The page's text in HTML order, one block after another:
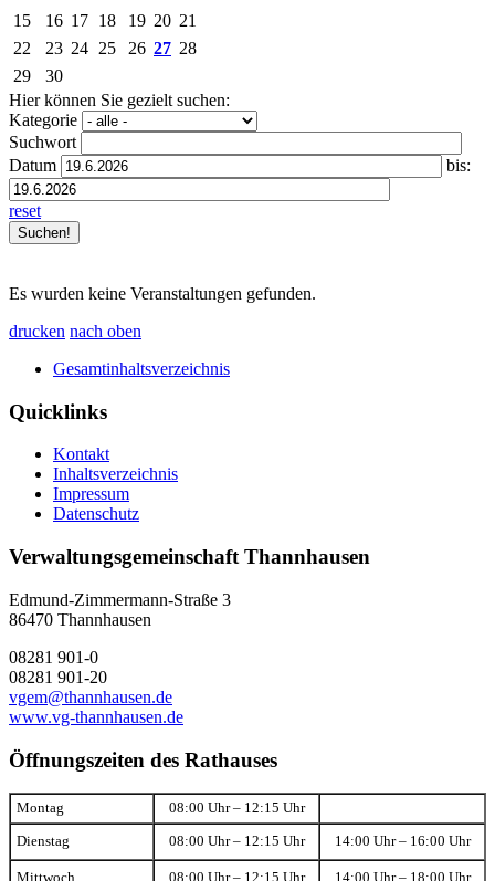
15
16 17 18 19 20 21
22
23 24 25 26 27 28
29
30
Hier können Sie gezielt suchen:
Kategorie
Suchwort
Datum
bis:
reset
Es wurden keine Veranstaltungen gefunden.
drucken nach oben
Gesamtinhaltsverzeichnis
Quicklinks
Kontakt
Inhaltsverzeichnis
Impressum
Datenschutz
Verwaltungsgemeinschaft Thannhausen
Edmund-Zimmermann-Straße 3
86470 Thannhausen
08281 901-0
08281 901-20
vgem@thannhausen.de
www.vg-thannhausen.de
Öffnungszeiten des Rathauses
Montag 08:00 Uhr – 12:15 Uhr
Dienstag 08:00 Uhr – 12:15 Uhr 14:00 Uhr – 16:00 Uhr